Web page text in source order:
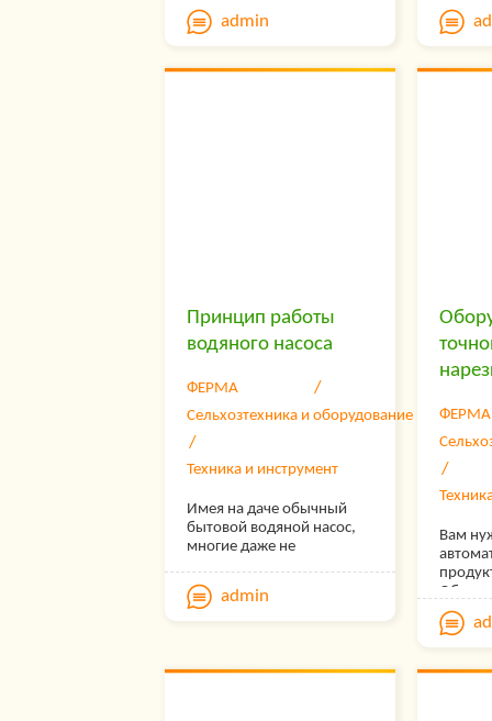
для покоса травы. Узнайте
о преимуществах
газонокосилок Efco из
нашего обзора.
admin
– вот
Принцип работы
водяного насоса
ФЕРМА
Сельхозтехника и оборудование
Техника и инструмент
Имея на даче обычный
бытовой водяной насос,
многие даже не
устройство, способно не
только качать воду, но и
обеспечивать
систем и быть ключевым
admin
ФЕРМА
Вам
для